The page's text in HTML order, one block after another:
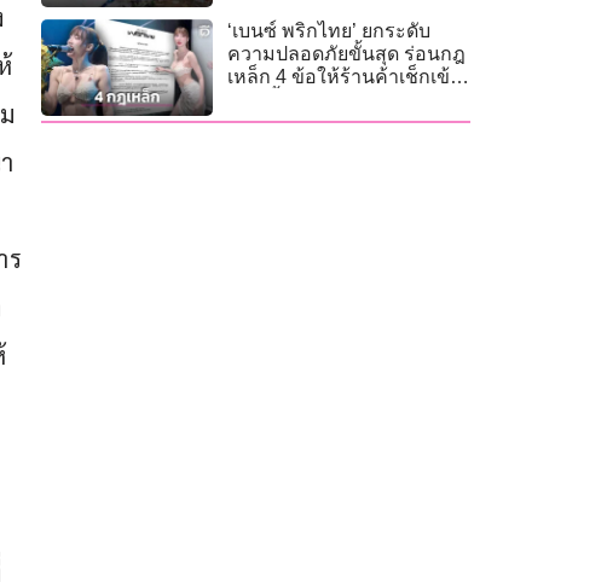
ร
‘เบนซ์ พริกไทย’ ยกระดับ
ความปลอดภัยขั้นสุด ร่อนกฎ
เหล็ก 4 ข้อให้ร้านค้าเช็กเข้ม